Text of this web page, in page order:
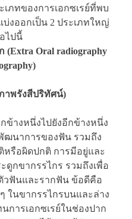
เภทของการเอกซเรย์ที่พบ
บ่งออกเป็น 2 ประเภทใหญ่
ไปนี้
(Extra Oral radiography
ภาพรังสีปริทัศน์)
กข้างหนึ่งไปยังอีกข้างหนึ่ง
ฒนาการของฟัน รวมถึง
รือผิดปกติ การมีอยู่และ
กขากรรไกร รวมถึงเพื่อ
วฟันและรากฟัน ข้อดีคือ
ในขากรรไกรบนและล่าง
การเอกซเรย์ในช่องปาก